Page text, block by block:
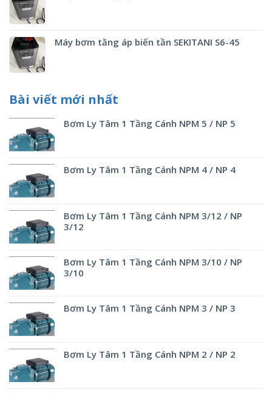
Máy bơm tăng áp biến tần SEKITANI S6-45
Bài viết mới nhất
Bơm Ly Tâm 1 Tầng Cánh NPM 5 / NP 5
Bơm Ly Tâm 1 Tầng Cánh NPM 4 / NP 4
Bơm Ly Tâm 1 Tầng Cánh NPM 3/12 / NP
3/12
Bơm Ly Tâm 1 Tầng Cánh NPM 3/10 / NP
3/10
Bơm Ly Tâm 1 Tầng Cánh NPM 3 / NP 3
Bơm Ly Tâm 1 Tầng Cánh NPM 2 / NP 2